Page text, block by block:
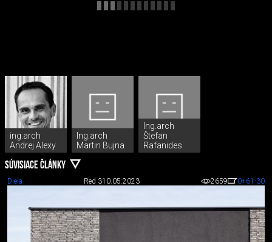
ing.arch
Andrej Alexy
Ing.arch
Martin Bujna
Ing.arch
Štefan
Rafanides
SÚVISIACE ČLÁNKY
Diela Red 310.05.2023 2659 0+61 -30